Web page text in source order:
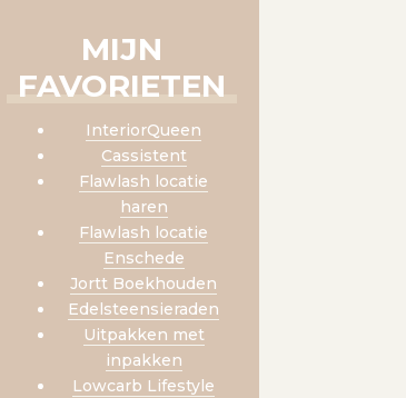
MIJN
FAVORIETEN
InteriorQueen
Cassistent
Flawlash locatie
haren
Flawlash locatie
Enschede
Jortt Boekhouden
Edelsteensieraden
Uitpakken met
inpakken
Lowcarb Lifestyle